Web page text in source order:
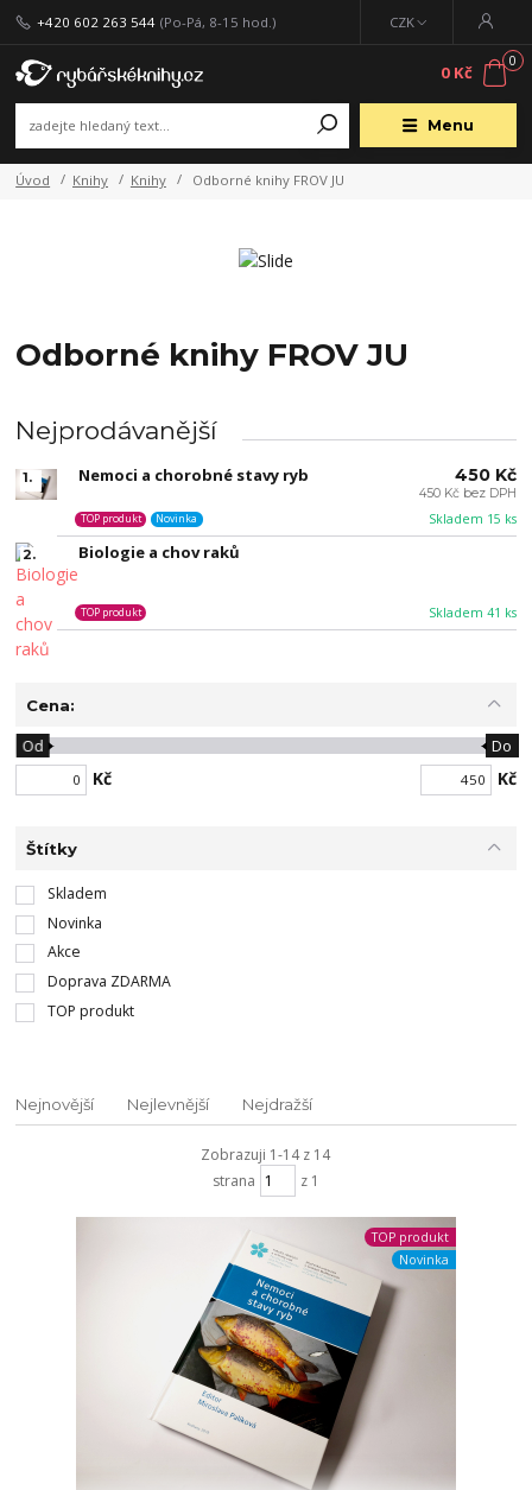
Menu
CZK
+420 602 263 544 (Po-Pá, 8-15 hod.)
0
0 Kč
Úvod Knihy Knihy Odborné knihy FROV JU
Odborné knihy FROV JU
Nejprodávanější
1. Nemoci a chorobné stavy ryb
Skladem 15 ks
TOP produkt Novinka
450 Kč
450 Kč bez DPH
2. Biologie a chov raků
Skladem 41 ks
TOP produkt
Cena:
Kč
Od Do
Kč
Štítky
Skladem
Novinka
Akce
Doprava ZDARMA
TOP produkt
Nejnovější Nejlevnější Nejdražší
Zobrazuji 1-14 z 14
strana
z 1
TOP produkt
Novinka